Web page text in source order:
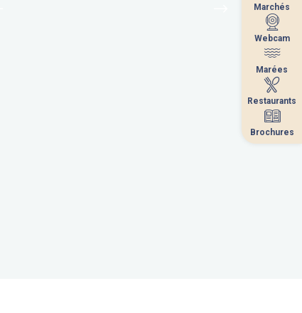
Marchés
Webcam
Marées
Restaurants
Brochures